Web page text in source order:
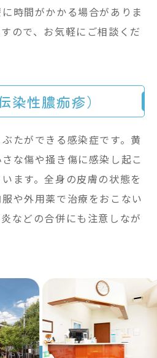
時間がかかる場合がありま
ので、お気軽にご相談くだ
染性膿痂疹）
たができる感染症です。黄
な傷や掻き傷に感染し起こ
ます。全身の皮膚の状態を
や外用薬で治療をおこない
などの合併にも注意しなが